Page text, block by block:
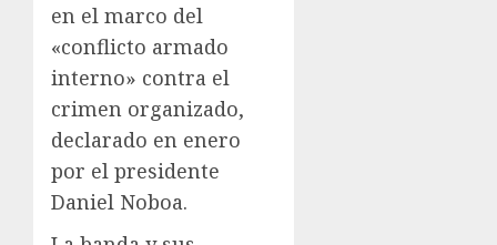
en el marco del
«conflicto armado
interno» contra el
crimen organizado,
declarado en enero
por el presidente
Daniel Noboa.